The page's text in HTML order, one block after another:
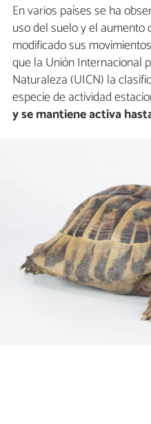
En varios países se ha
uso del suelo y el
modificado sus
que la Unión Internacional
Naturaleza (UICN) la
especie de actividad
y se mantiene activa